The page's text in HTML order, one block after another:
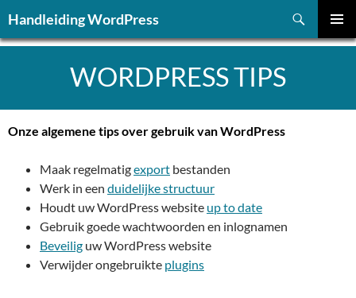
naar
de
Handleiding WordPress
WORDPRESS TIPS
Onze algemene tips over gebruik van WordPress
Maak regelmatigexport bestanden
Werk in een duidelijke structuur
Houdt uw WordPress website up to date
Gebruik goede wachtwoorden en inlognamen
Beveilig uw WordPress website
Verwijder ongebruikte plugins